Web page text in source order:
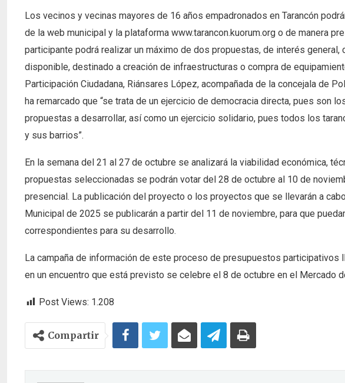
Los vecinos y vecinas mayores de 16 años empadronados en Tarancón
de la web municipal y la plataforma www.tarancon.kuorum.org o de manera
participante podrá realizar un máximo de dos propuestas, de interés
disponible, destinado a creación de infraestructuras o compra de
Participación Ciudadana, Riánsares López, acompañada de la concejala de
ha remarcado que “se trata de un ejercicio de democracia directa, pues son
propuestas a desarrollar, así como un ejercicio solidario, pues todos los
y sus barrios”.
En la semana del 21 al 27 de octubre se analizará la viabilidad económica,
propuestas seleccionadas se podrán votar del 28 de octubre al 10 de
presencial. La publicación del proyecto o los proyectos que se llevarán a
Municipal de 2025 se publicarán a partir del 11 de noviembre, para que
correspondientes para su desarrollo.
La campaña de información de este proceso de presupuestos participativos
en un encuentro que está previsto se celebre el 8 de octubre en el Mercado
Post Views: 1.208
Compartir